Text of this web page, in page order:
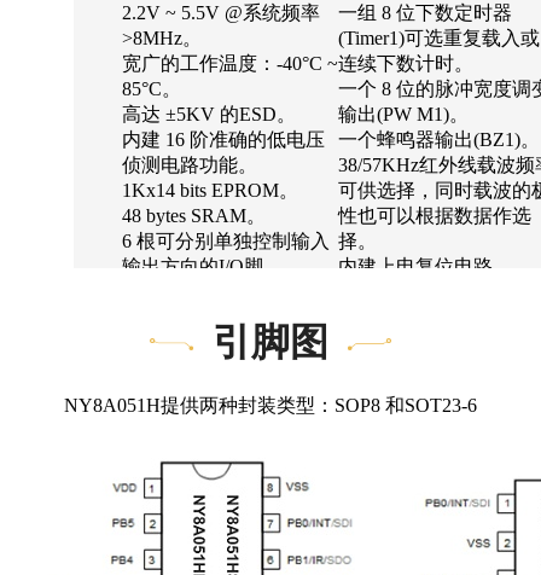
2.2V ~ 5.5V @系统频率
>8MHz。
宽广的工作温度：-40°C ~
85°C。
高达 ±5KV 的ESD。
内建 16 阶准确的低电压
侦测电路功能。
1Kx14 bits EPROM。
48 bytes SRAM。
6 根可分别单独控制输入
输出方向的I/O脚
PB[3:0]可选择输入时使用
内建下拉电阻。
输入有叁种组态可选
(TTL/CMOS/Without
Schmitt)。
出高推功能。
PB[5:0]可选择上拉电阻或
开漏极输出(Open-
Drain)。
所有I/O脚输出可选择小
一组 8 位下数定时器
(Timer1)可选重复载入或
连续下数计时。
一个 8 位的脉冲宽度调
输出(PW M1)。
一个蜂鸣器输出(BZ1)。
38/57KHz红外线载波频
可供选择，同时载波的
性也可以根据数据作选
择。
内建上电复位电路
(LVR)。
可由程序固件控制开关
双时钟机制，系统可以
高速振荡：I_HRC (内部
1~20MHz高速RC振荡)
低速振荡：I_LRC (内部
引脚图
NY8A051H提供两种封装类型：SOP8 和SOT23-6